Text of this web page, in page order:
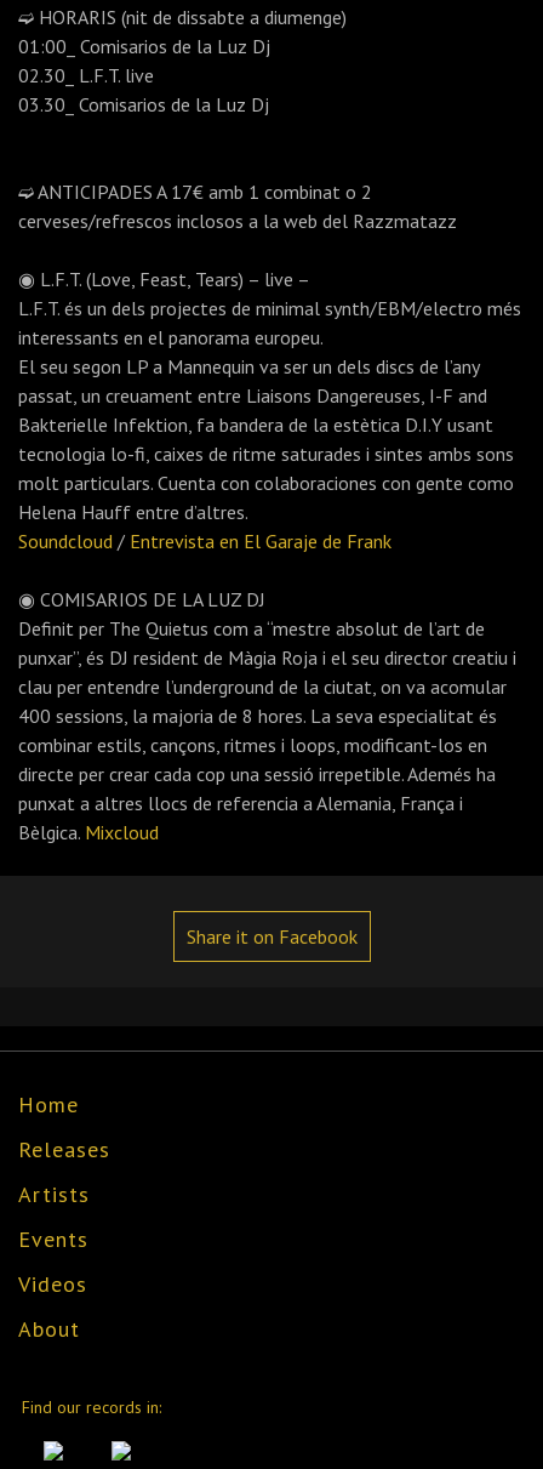
➫ HORARIS (nit de dissabte a diumenge)
01:00_ Comisarios de la Luz Dj
02.30_ L.F.T. live
03.30_ Comisarios de la Luz Dj
➫ ANTICIPADES A 17€ amb 1 combinat o 2
cerveses/refrescos inclosos a la web del Razzmatazz
◉ L.F.T. (Love, Feast, Tears) – live –
L.F.T. és un dels projectes de minimal synth/EBM/electro més
interessants en el panorama europeu.
El seu segon LP a Mannequin va ser un dels discs de l’any
passat, un creuament entre Liaisons Dangereuses, I-F and
Bakterielle Infektion, fa bandera de la estètica D.I.Y usant
tecnologia lo-fi, caixes de ritme saturades i sintes ambs sons
molt particulars. Cuenta con colaboraciones con gente como
Helena Hauff entre d’altres.
Soundcloud / Entrevista en El Garaje de Frank
◉ COMISARIOS DE LA LUZ DJ
Definit per The Quietus com a “mestre absolut de l’art de
punxar”, és DJ resident de Màgia Roja i el seu director creatiu i
clau per entendre l’underground de la ciutat, on va acomular
400 sessions, la majoria de 8 hores. La seva especialitat és
combinar estils, cançons, ritmes i loops, modificant-los en
directe per crear cada cop una sessió irrepetible. Ademés ha
punxat a altres llocs de referencia a Alemania, França i
Bèlgica. Mixcloud
Share it on Facebook
Home
Releases
Artists
Events
Videos
About
Find our records in: